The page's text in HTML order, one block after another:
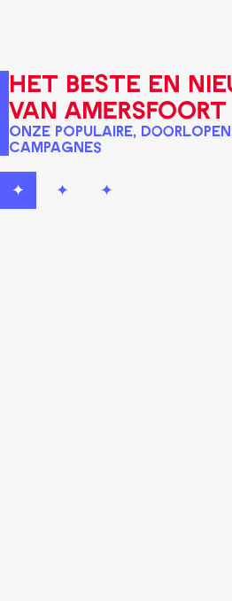
Het beste en
van Amersfoort
Onze populaire,
campagnes
✦ ✦ ✦